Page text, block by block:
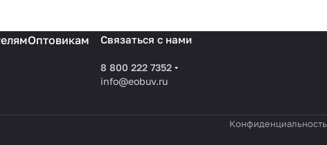
Оптовикам
Связаться с нами
8 800 222 7352
info@eobuv.ru
Конфиденциальность